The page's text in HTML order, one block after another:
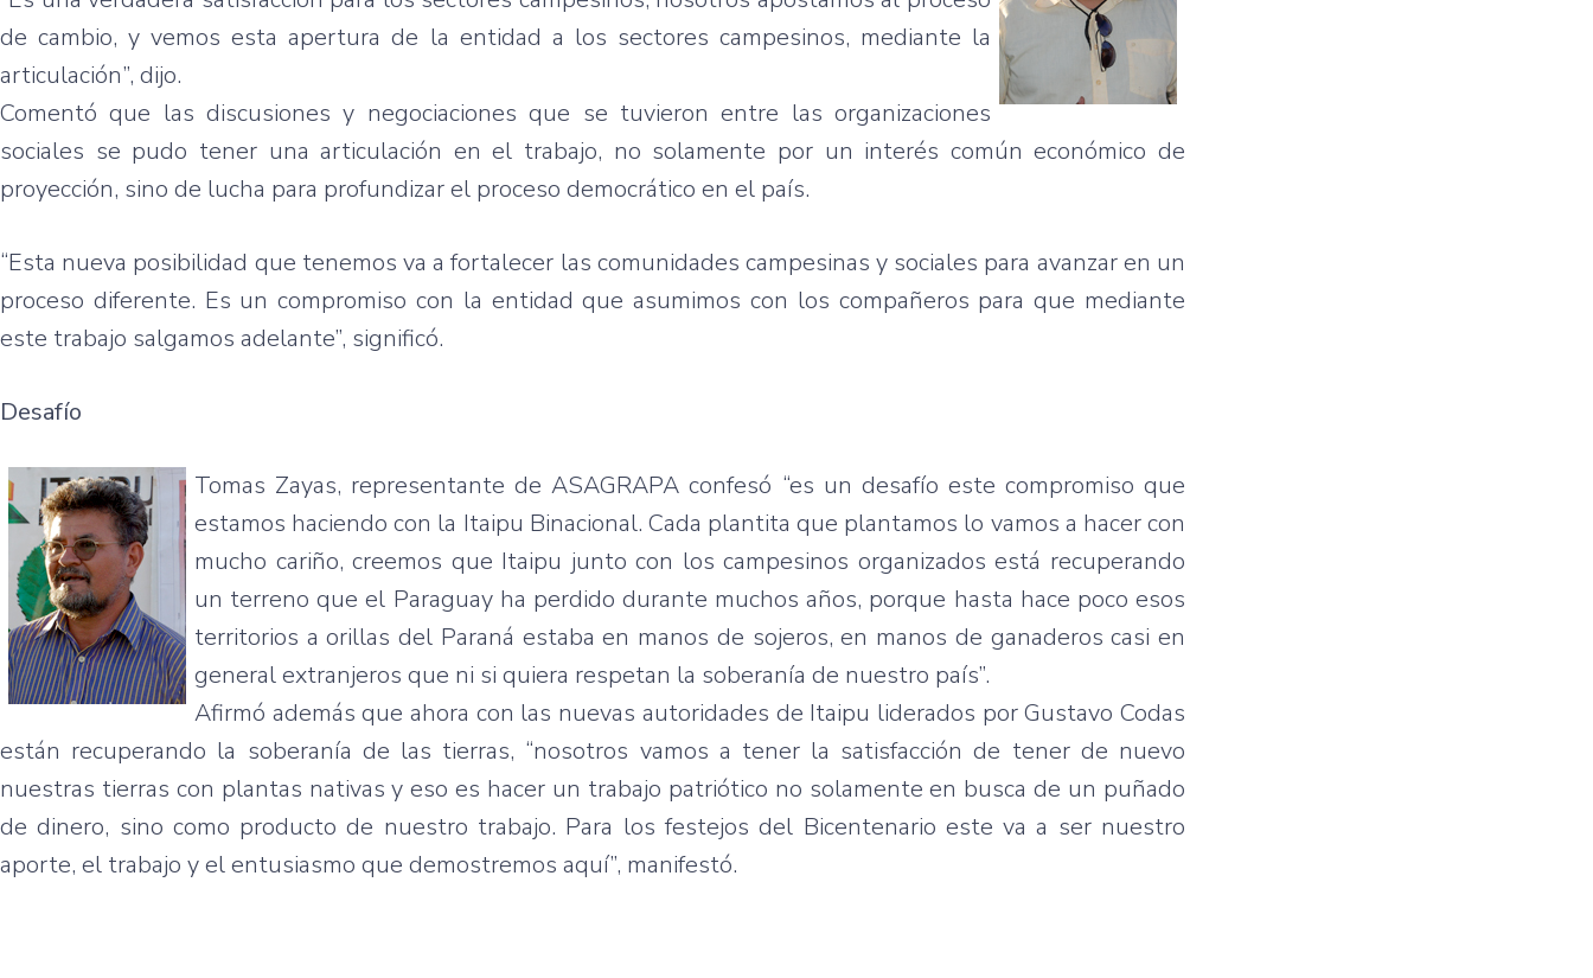
de cambio, y vemos esta apertura de la entidad a los sectores campesinos, mediante la
articulación”, dijo.
Comentó que las discusiones y negociaciones que se tuvieron entre las organizaciones
sociales se pudo tener una articulación en el trabajo, no solamente por un interés común económico de
proyección, sino de lucha para profundizar el proceso democrático en el país.
“Esta nueva posibilidad que tenemos va a fortalecer las comunidades campesinas y sociales para avanzar en un
proceso diferente. Es un compromiso con la entidad que asumimos con los compañeros para que mediante
este trabajo salgamos adelante”, significó.
Desafío
Tomas Zayas, representante de ASAGRAPA confesó “es un desafío este compromiso que
estamos haciendo con la Itaipu Binacional. Cada plantita que plantamos lo vamos a hacer con
mucho cariño, creemos que Itaipu junto con los campesinos organizados está recuperando
un terreno que el Paraguay ha perdido durante muchos años, porque hasta hace poco esos
territorios a orillas del Paraná estaba en manos de sojeros, en manos de ganaderos casi en
general extranjeros que ni si quiera respetan la soberanía de nuestro país”.
Afirmó además que ahora con las nuevas autoridades de Itaipu liderados por Gustavo Codas
están recuperando la soberanía de las tierras, “nosotros vamos a tener la satisfacción de tener de nuevo
nuestras tierras con plantas nativas y eso es hacer un trabajo patriótico no solamente en busca de un puñado
de dinero, sino como producto de nuestro trabajo. Para los festejos del Bicentenario este va a ser nuestro
aporte, el trabajo y el entusiasmo que demostremos aquí”, manifestó.